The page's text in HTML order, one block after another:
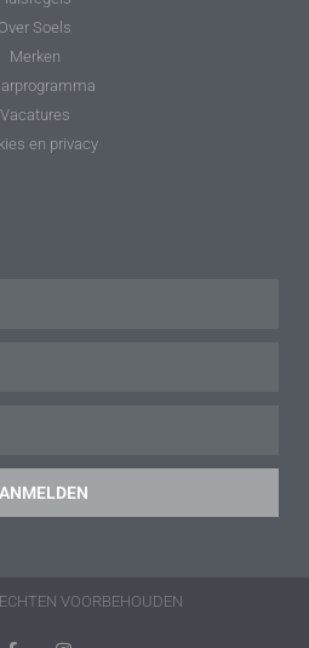
Over Soels
Merken
Vacatures
en privacy
VOORBEHOUDEN